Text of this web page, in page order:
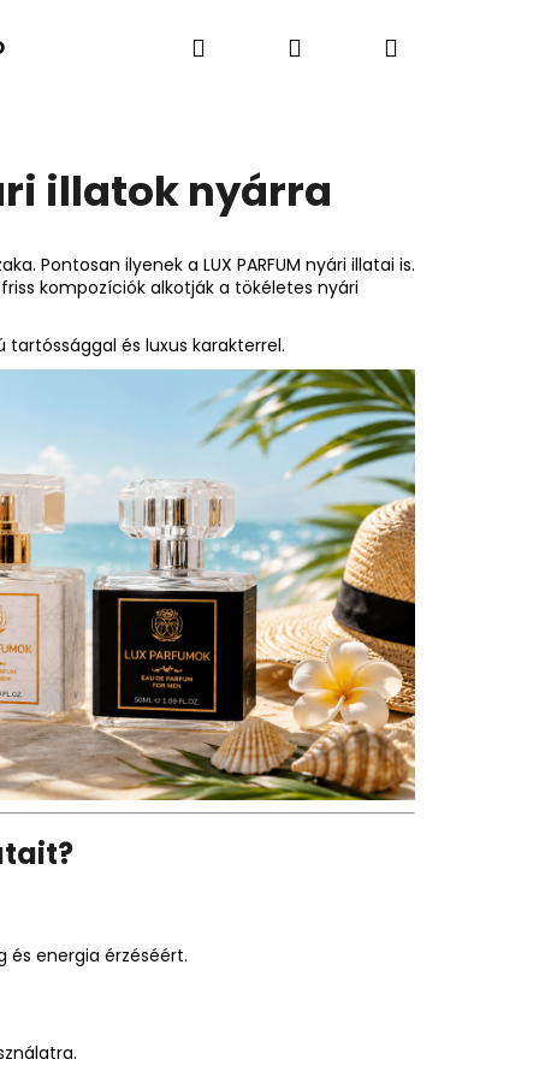
SZERINT Kapcsolatok A BLOG
KeresésBejelentkezés
Kosár
illatok nyárra
Pontosan ilyenek a LUX PARFUM nyári illatai is.
kompozíciók alkotják a tökéletes nyári
és luxus karakterrel.
és energia érzéséért.
Következő
BOSS NUIT POUR
ILLAT – HUGO